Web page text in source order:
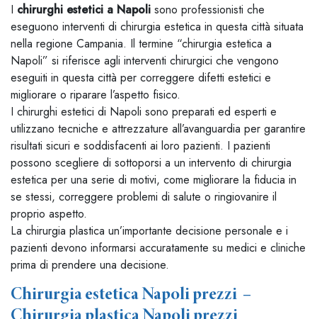
I chirurghi estetici a Napoli sono professionisti che
eseguono interventi di chirurgia estetica in questa città situata
nella regione Campania. Il termine “chirurgia estetica a
Napoli” si riferisce agli interventi chirurgici che vengono
eseguiti in questa città per correggere difetti estetici e
migliorare o riparare l’aspetto fisico.
I chirurghi estetici di Napoli sono preparati ed esperti e
utilizzano tecniche e attrezzature all’avanguardia per garantire
risultati sicuri e soddisfacenti ai loro pazienti. I pazienti
possono scegliere di sottoporsi a un intervento di chirurgia
estetica per una serie di motivi, come migliorare la fiducia in
se stessi, correggere problemi di salute o ringiovanire il
proprio aspetto.
La chirurgia plastica un’importante decisione personale e i
pazienti devono informarsi accuratamente su medici e cliniche
prima di prendere una decisione.
Chirurgia estetica Napoli prezzi –